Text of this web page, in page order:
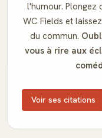
l'humour.
WC Fields et
du commun.
vous à rire aux
Voir ses citations